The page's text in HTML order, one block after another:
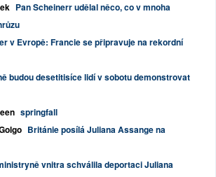
Pan Scheinerr udělal něco, co v mnoha
v Evropě: Francie se připravuje na rekordní
budou desetitisíce lidí v sobotu demonstrovat
springfall
Británie posílá Juliana Assange na
vnitra schválila deportaci Juliana